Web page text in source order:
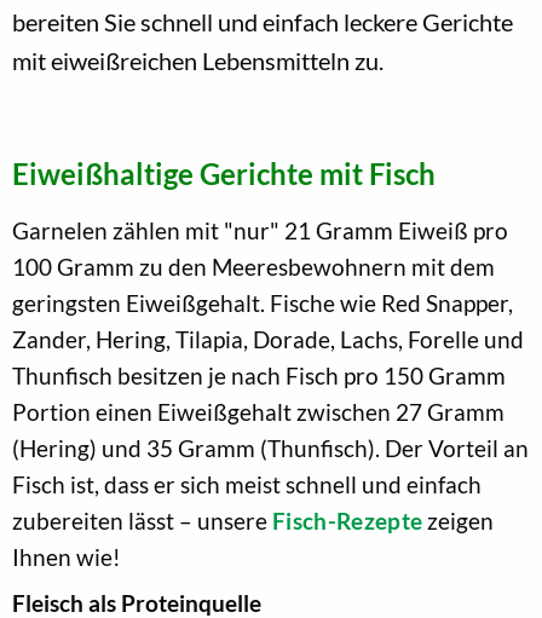
bereiten Sie schnell und einfach leckere Gerichte
mit eiweißreichen Lebensmitteln zu.
Eiweißhaltige Gerichte mit Fisch
Garnelen zählen mit "nur" 21 Gramm Eiweiß pro
100 Gramm zu den Meeresbewohnern mit dem
geringsten Eiweißgehalt. Fische wie Red Snapper,
Zander, Hering, Tilapia, Dorade, Lachs, Forelle und
Thunfisch besitzen je nach Fisch pro 150 Gramm
Portion einen Eiweißgehalt zwischen 27 Gramm
(Hering) und 35 Gramm (Thunfisch). Der Vorteil an
Fisch ist, dass er sich meist schnell und einfach
zubereiten lässt – unsere Fisch-Rezepte zeigen
Ihnen wie!
Fleisch als Proteinquelle